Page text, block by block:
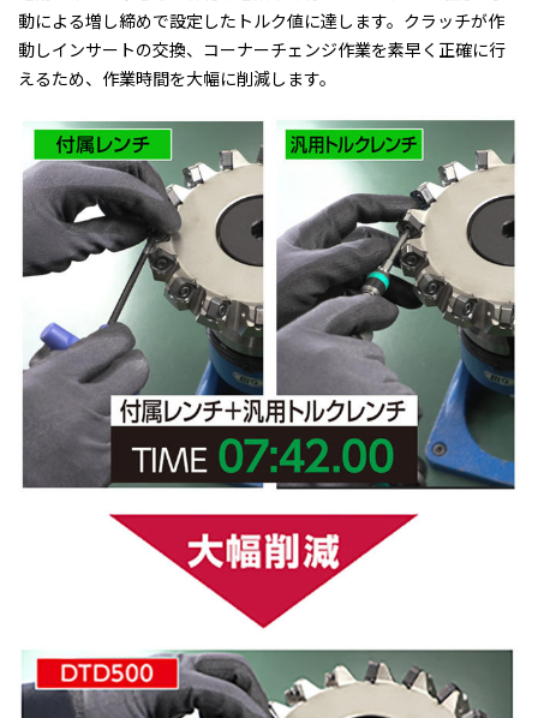
動による増し締めで設定したトルク値に達します。クラッチが作
動しインサートの交換、コーナーチェンジ作業を素早く正確に行
えるため、作業時間を大幅に削減します。